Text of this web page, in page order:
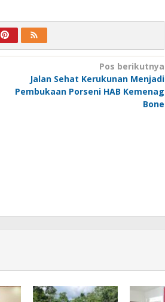
Pos berikutnya
Jalan Sehat Kerukunan Menjadi
Pembukaan Porseni HAB Kemenag
Bone